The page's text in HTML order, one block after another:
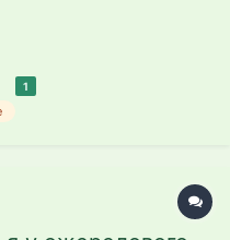
да и пернатую историю
1